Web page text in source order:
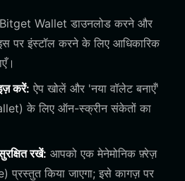
Bitget Wallet डाउनलोड करने और
पर इंस्टॉल करने के लिए आधिकारिक
करें: ऐप खोलें और 'नया वॉलेट बनाएँ'
के लिए ऑन-स्क्रीन संकेतों का
रखें: आपको एक मेनेमोनिक फ़्रेज़
किया जाएगा; इसे कागज़ पर